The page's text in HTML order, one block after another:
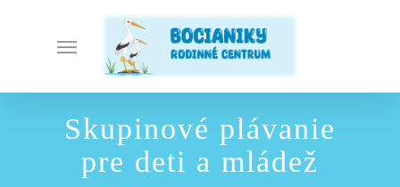
Menu
Skupinové plávanie
pre deti a mládež